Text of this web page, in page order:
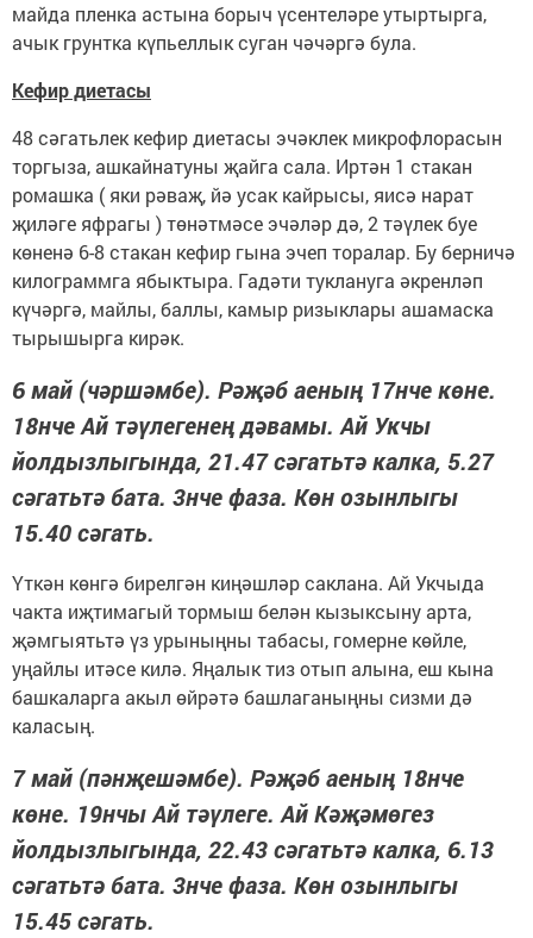
майда пленка астына борыч үсентеләре утыртырга,
ачык грунтка күпьеллык суган чәчәргә була.
Кефир диетасы
48 сәгатьлек кефир диетасы эчәклек микрофлорасын
торгыза, ашкайнатуны җайга сала. Иртән 1 стакан
ромашка ( яки рәваҗ, йә усак кайрысы, яисә нарат
җиләге яфрагы ) төнәтмәсе эчәләр дә, 2 тәүлек буе
көненә 6-8 стакан кефир гына эчеп торалар. Бу берничә
килограммга ябыктыра. Гадәти туклануга әкренләп
күчәргә, майлы, баллы, камыр ризыклары ашамаска
тырышырга кирәк.
6 май (чәршәмбе). Рәҗәб аеның 17нче көне.
18нче Ай тәүлегенең дәвамы. Ай Укчы
йолдызлыгында, 21.47 сәгатьтә калка, 5.27
сәгатьтә бата. 3нче фаза. Көн озынлыгы
15.40 сәгать.
Үткән көнгә бирелгән киңәшләр саклана. Ай Укчыда
чакта иҗтимагый тормыш белән кызыксыну арта,
җәмгыятьтә үз урыныңны табасы, гомерне көйле,
уңайлы итәсе килә. Яңалык тиз отып алына, еш кына
башкаларга акыл өйрәтә башлаганыңны сизми дә
каласың.
7 май (пәнҗешәмбе). Рәҗәб аеның 18нче
көне. 19нчы Ай тәүлеге. Ай Кәҗәмөгез
йолдызлыгында, 22.43 сәгатьтә калка, 6.13
сәгатьтә бата. 3нче фаза. Көн озынлыгы
15.45 сәгать.